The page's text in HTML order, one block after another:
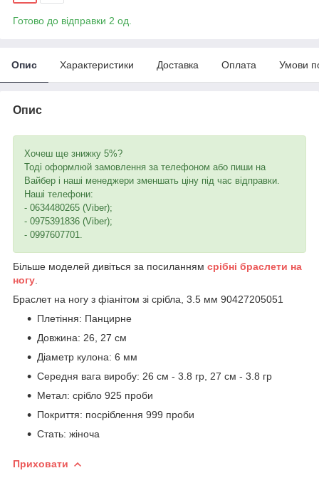
Готово до відправки 2 од.
Опис Характеристики Доставка Оплата Умови
Опис
Хочеш ще знижку 5%?
Тоді оформлюй замовлення за телефоном або пиши на
Вайбер і наші менеджери зменшать ціну під час відправки.
Наші телефони:
- 0634480265 (Viber);
- 0975391836 (Viber);
- 0997607701.
Більше моделей дивіться за посиланням срібні браслети на
ногу
Браслет на ногу з фіанітом зі срібла, 3.5 мм 90427205051
Плетіння: Панцирне
Довжина: 26, 27 см
Діаметр кулона: 6 мм
Середня вага виробу: 26 см - 3.8 гр, 27 см - 3.8 гр
Метал: срібло 925 проби
Покриття: посріблення 999 проби
Стать: жіноча
Приховати